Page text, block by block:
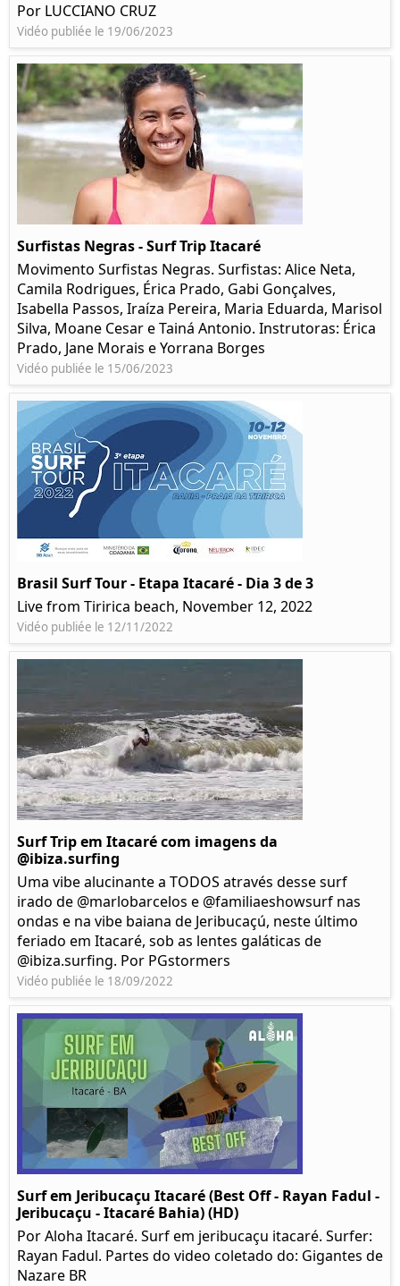
Por LUCCIANO CRUZ
Vidéo publiée le 19/06/2023
Surfistas Negras - Surf Trip Itacaré
Movimento Surfistas Negras. Surfistas: Alice Neta,
Camila Rodrigues, Érica Prado, Gabi Gonçalves,
Isabella Passos, Iraíza Pereira, Maria Eduarda, Marisol
Silva, Moane Cesar e Tainá Antonio. Instrutoras: Érica
Prado, Jane Morais e Yorrana Borges
Vidéo publiée le 15/06/2023
Brasil Surf Tour - Etapa Itacaré - Dia 3 de 3
Live from Tiririca beach, November 12, 2022
Vidéo publiée le 12/11/2022
Surf Trip em Itacaré com imagens da
@ibiza.surfing
Uma vibe alucinante a TODOS através desse surf
irado de @marlobarcelos e @familiaeshowsurf nas
ondas e na vibe baiana de Jeribucaçú, neste último
feriado em Itacaré, sob as lentes galáticas de
@ibiza.surfing. Por PGstormers
Vidéo publiée le 18/09/2022
Surf em Jeribucaçu Itacaré (Best Off - Rayan Fadul -
Jeribucaçu - Itacaré Bahia) (HD)
Por Aloha Itacaré. Surf em jeribucaçu itacaré. Surfer:
Rayan Fadul. Partes do video coletado do: Gigantes de
Nazare BR